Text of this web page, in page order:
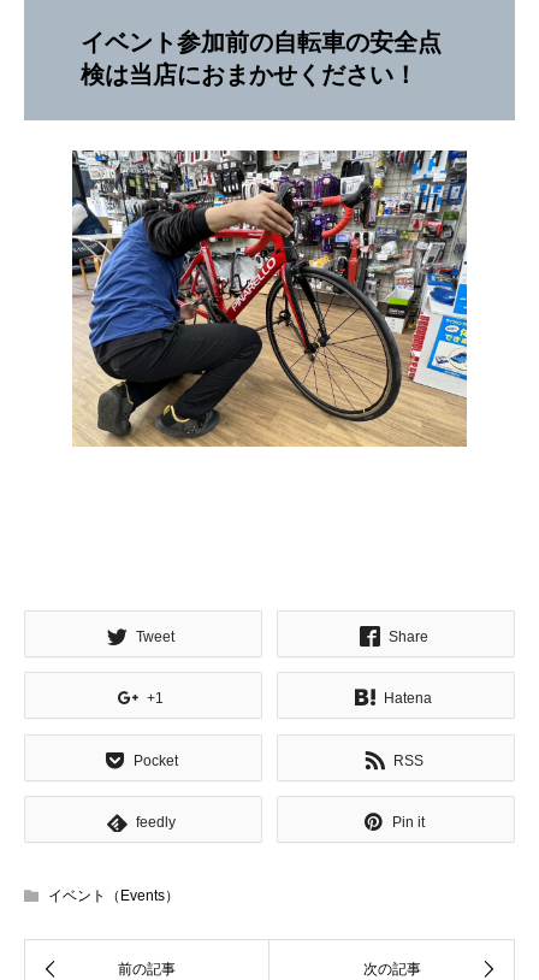
イベント参加前の自転車の安全点
検は当店におまかせください！
Tweet Share
+1 Hatena
Pocket RSS
feedly Pin it
イベント（Events）